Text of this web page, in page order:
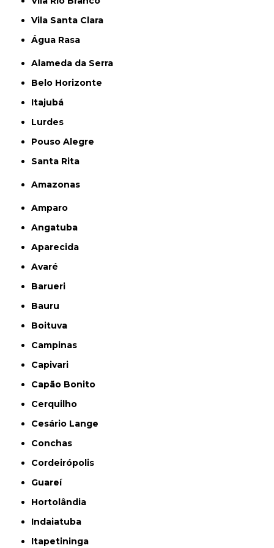
Vila Santa Clara
Água Rasa
Alameda da Serra
Belo Horizonte
Itajubá
Lurdes
Pouso Alegre
Santa Rita
Amazonas
Amparo
Angatuba
Aparecida
Avaré
Barueri
Bauru
Boituva
Campinas
Capivari
Capão Bonito
Cerquilho
Cesário Lange
Conchas
Cordeirópolis
Guareí
Hortolândia
Indaiatuba
Itapetininga